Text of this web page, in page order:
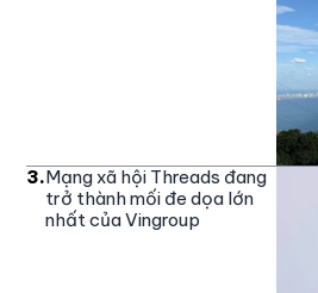
3.Mạng xã hội Threads đang
trở thành mối đe dọa lớn
nhất của Vingroup